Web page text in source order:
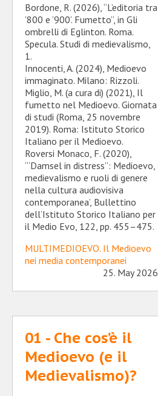
Bordone, R. (2026), “L’editoria tra
’800 e ’900’. Fumetto”, in Gli
ombrelli di Eglinton. Roma.
Specula. Studi di medievalismo,
1.
Innocenti, A. (2024), Medioevo
immaginato. Milano: Rizzoli.
Miglio, M. (a cura di) (2021), Il
fumetto nel Medioevo. Giornata
di studi (Roma, 25 novembre
2019). Roma: Istituto Storico
Italiano per il Medioevo.
Roversi Monaco, F. (2020),
‘“Damsel in distress”: Medioevo,
medievalismo e ruoli di genere
nella cultura audiovisiva
contemporanea’, Bullettino
dell’Istituto Storico Italiano per
il Medio Evo, 122, pp. 455–475.
MULTIMEDIOEVO. Il Medioevo
nei media contemporanei
25. May 2026
01 - Che cos’è il
Medioevo (e il
Medievalismo)?